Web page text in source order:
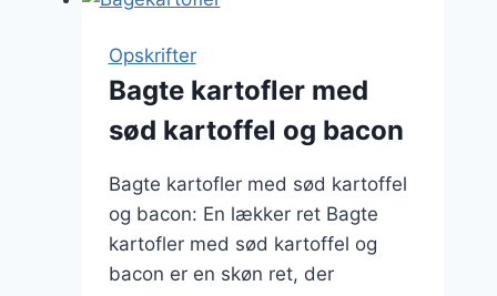
Luksus
Opskrifter
Bagte kartofler med
sød kartoffel og bacon
Bagte kartofler med sød kartoffel
og bacon: En lækker ret Bagte
kartofler med sød kartoffel og
bacon er en skøn ret, der